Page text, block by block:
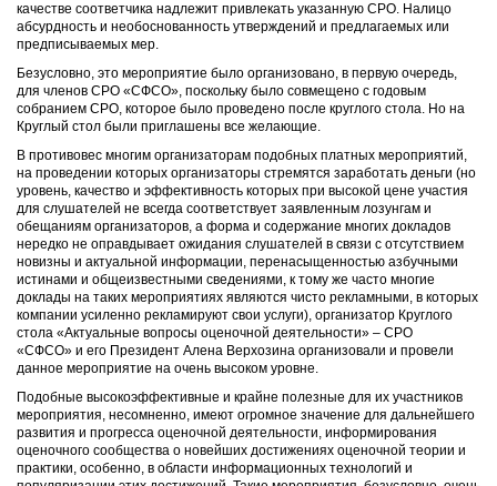
качестве соответчика надлежит привлекать указанную СРО. Налицо
абсурдность и необоснованность утверждений и предлагаемых или
предписываемых мер.
Безусловно, это мероприятие было организовано, в первую очередь,
для членов СРО «СФСО», поскольку было совмещено с годовым
собранием СРО, которое было проведено после круглого стола. Но на
Круглый стол были приглашены все желающие.
В противовес многим организаторам подобных платных мероприятий,
на проведении которых организаторы стремятся заработать деньги (но
уровень, качество и эффективность которых при высокой цене участия
для слушателей не всегда соответствует заявленным лозунгам и
обещаниям организаторов, а форма и содержание многих докладов
нередко не оправдывает ожидания слушателей в связи с отсутствием
новизны и актуальной информации, перенасыщенностью азбучными
истинами и общеизвестными сведениями, к тому же часто многие
доклады на таких мероприятиях являются чисто рекламными, в которых
компании усиленно рекламируют свои услуги), организатор Круглого
стола «Актуальные вопросы оценочной деятельности» – СРО
«СФСО» и его Президент Алена Верхозина организовали и провели
данное мероприятие на очень высоком уровне.
Подобные высокоэффективные и крайне полезные для их участников
мероприятия, несомненно, имеют огромное значение для дальнейшего
развития и прогресса оценочной деятельности, информирования
оценочного сообщества о новейших достижениях оценочной теории и
практики, особенно, в области информационных технологий и